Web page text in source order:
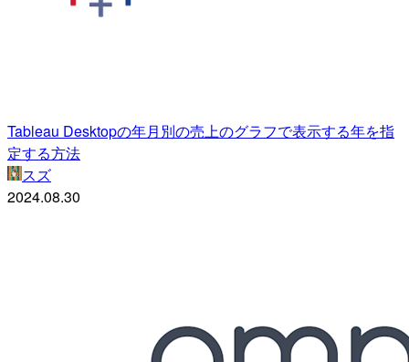
Tableau Desktopの年月別の売上のグラフで表示する年を指
定する方法
スズ
2024.08.30